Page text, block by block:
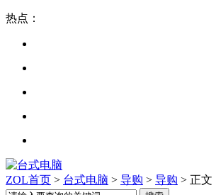
热点：
ZOL首页 > 台式电脑 > 导购 > 导购 > 正文